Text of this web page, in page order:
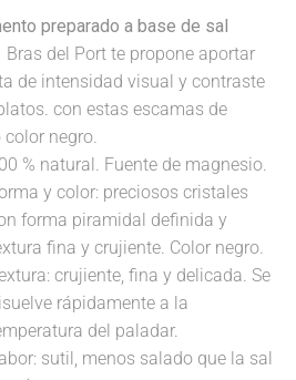
preparado a base de sal
Bras del Port te propone aportar
de intensidad visual y contraste
con estas escamas de
color negro.
% natural. Fuente de magnesio.
y color: preciosos cristales
forma piramidal definida y
fina y crujiente. Color negro.
crujiente, fina y delicada. Se
rápidamente a la
del paladar.
sutil, menos salado que la sal